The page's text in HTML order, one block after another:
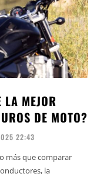
LA MEJOR
DE MOTO?
22:43
más que comparar
la